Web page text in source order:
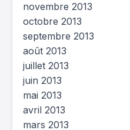
novembre 2013
octobre 2013
septembre 2013
août 2013
juillet 2013
juin 2013
mai 2013
avril 2013
mars 2013